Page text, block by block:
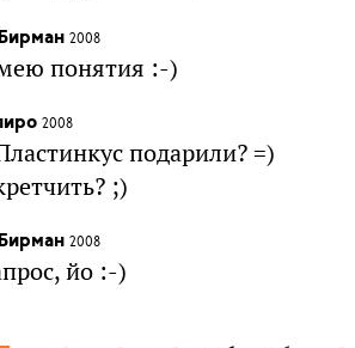
2008
понятия :-)
2008
подарили? =)
;)
2008
йо :-)